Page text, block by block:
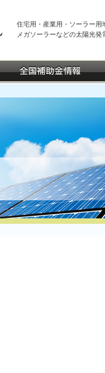
住宅用・産業用・ソーラー用
メガソーラーなどの太陽光